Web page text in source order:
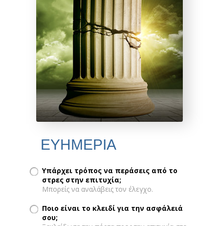
ΕΥΗΜΕΡΙΑ
Υπάρχει τρόπος να περάσεις από το
στρες στην επιτυχία;
Μπορείς να αναλάβεις τον έλεγχο.
Ποιο είναι το κλειδί για την ασφάλειά
σου;